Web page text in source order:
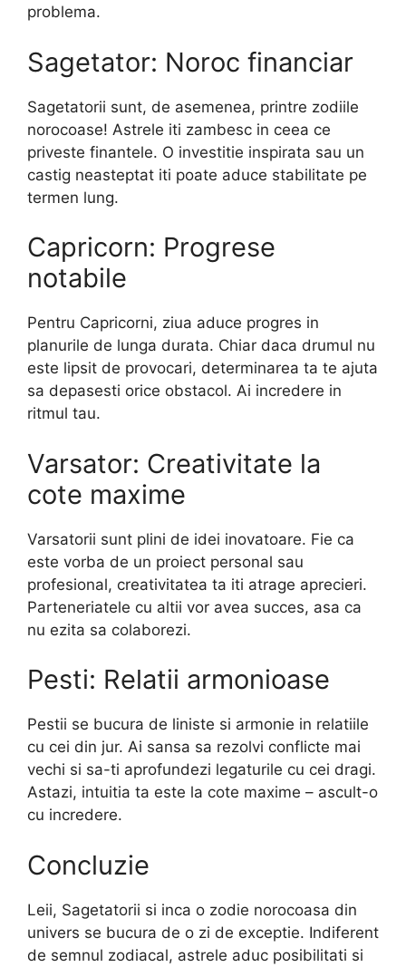
problema.
Sagetator: Noroc financiar
Sagetatorii sunt, de asemenea, printre zodiile
norocoase! Astrele iti zambesc in ceea ce
priveste finantele. O investitie inspirata sau un
castig neasteptat iti poate aduce stabilitate pe
termen lung.
Capricorn: Progrese
notabile
Pentru Capricorni, ziua aduce progres in
planurile de lunga durata. Chiar daca drumul nu
este lipsit de provocari, determinarea ta te ajuta
sa depasesti orice obstacol. Ai incredere in
ritmul tau.
Varsator: Creativitate la
cote maxime
Varsatorii sunt plini de idei inovatoare. Fie ca
este vorba de un proiect personal sau
profesional, creativitatea ta iti atrage aprecieri.
Parteneriatele cu altii vor avea succes, asa ca
nu ezita sa colaborezi.
Pesti: Relatii armonioase
Pestii se bucura de liniste si armonie in relatiile
cu cei din jur. Ai sansa sa rezolvi conflicte mai
vechi si sa-ti aprofundezi legaturile cu cei dragi.
Astazi, intuitia ta este la cote maxime – ascult-o
cu incredere.
Concluzie
Leii, Sagetatorii si inca o zodie norocoasa din
univers se bucura de o zi de exceptie. Indiferent
de semnul zodiacal, astrele aduc posibilitati si